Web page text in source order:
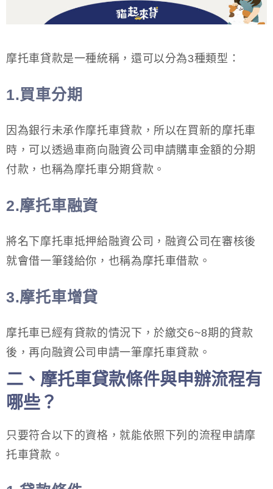
摩托車貸款是一種統稱，還可以分為3種類型：
1.買車分期
因為銀行未承作摩托車貸款，所以在買新的摩托車
時，可以透過車商向融資公司申請購車金額的分期
付款，也稱為摩托車分期貸款。
2.摩托車融資
將名下摩托車抵押給融資公司，融資公司在審核後
就會借一筆錢給你，也稱為摩托車借款。
3.摩托車增貸
摩托車已經有貸款的情況下，於繳交6~8期的貸款
後，再向融資公司申請一筆摩托車貸款。
二、摩托車貸款條件與申辦流程有
哪些？
只要符合以下的資格，就能依照下列的流程申請摩
托車貸款。